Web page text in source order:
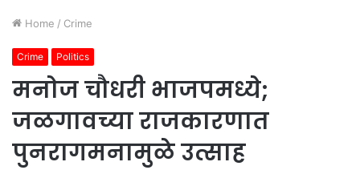
Home / Crime
Crime Politics
मनोज चौधरी भाजपमध्ये;
जळगावच्या राजकारणात
पुनरागमनामुळे उत्साह